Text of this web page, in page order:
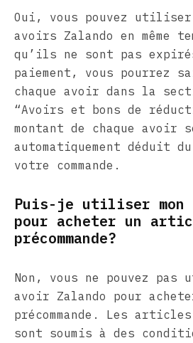
Oui, vous pouvez
avoirs Zalando en même
qu’ils ne sont pas
paiement, vous pourrez
chaque avoir dans la
“Avoirs et bons de
montant de chaque avoir
automatiquement déduit
votre commande.
Puis-je utiliser mon
pour acheter un
précommande?
Non, vous ne pouvez
avoir Zalando pour
précommande. Les articles
sont soumis à des